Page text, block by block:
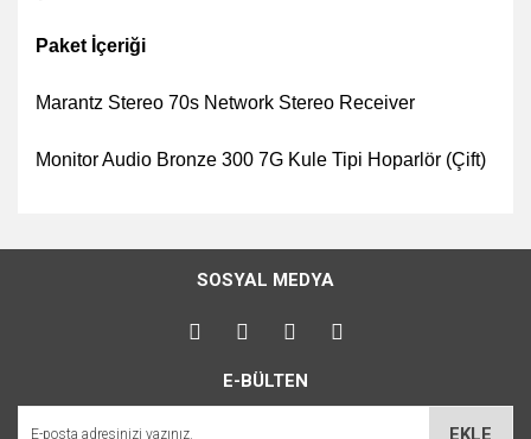
Paket İçeriği
Marantz Stereo 70s Network Stereo Receiver
Monitor Audio Bronze 300 7G Kule Tipi Hoparlör (Çift)
konularda yetersiz gördüğünüz noktaları öneri formunu
kullanarak tarafımıza iletebilirsiniz.
Görüş ve önerileriniz için teşekkür ederiz.
Ürün açıklamasında eksik bilgiler bulunuyor.
SOSYAL MEDYA
E-BÜLTEN
EKLE